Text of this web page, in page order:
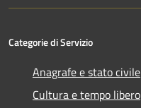
Categorie di Servizio
Anagrafe e stato civile
Cultura e tempo libero